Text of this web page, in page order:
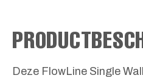
Deze FlowLine Single